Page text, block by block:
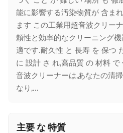
能に影響する汚染物質が 含ま
ます この工業用超音波クリー
頼性と効率的なクリーニング
適です.耐久性 と 長寿 を 保つ
に 設計 さ れ,高品質 の 材料
音波クリーナーは,あなたの清
なり,...
主要 な 特質